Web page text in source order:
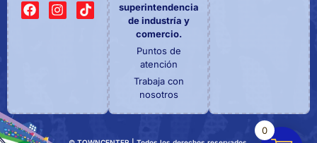
superintendencia
de industría y
comercio.
Puntos de
atención
Trabaja con
nosotros
0